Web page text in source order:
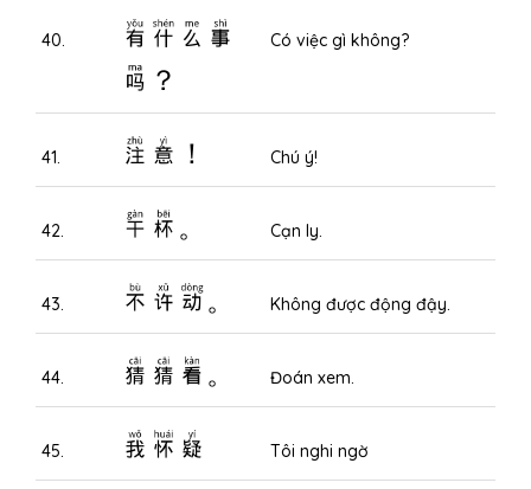
40.
有什么事
吗？
Có việc gì không?
41. 注意！ Chú ý!
42. 干杯。 Cạn ly.
43. 不许动。 Không được động đậy.
44. 猜猜看。 Đoán xem.
45. 我怀疑 Tôi nghi ngờ